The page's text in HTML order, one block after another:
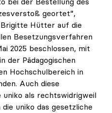
geortet“,
Hütter auf die
Besetzungsverfahren
2025 beschlossen, mit
der Pädagogischen
Hochschulbereich in
Auch diese
als rechtswidrigweil
uniko das gesetzliche